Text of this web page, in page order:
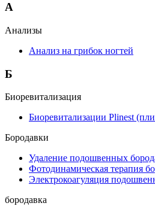
А
Анализы
Анализ на грибок ногтей
Б
Биоревитализация
Биоревитализации Plinest
Бородавки
Удаление подошвенных
Фотодинамическая терапия
Электрокоагуляция
бородавка